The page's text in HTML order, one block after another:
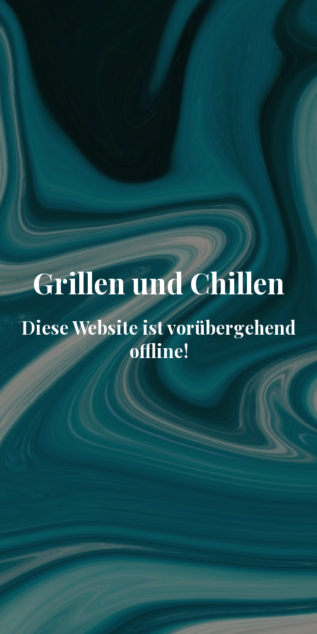
Grillen und Chillen
Diese Website ist vorübergehend
offline!